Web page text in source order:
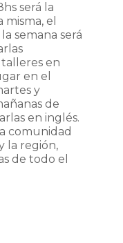
será la
el
semana será
en
en el
y
de
en inglés.
comunidad
la región,
de todo el